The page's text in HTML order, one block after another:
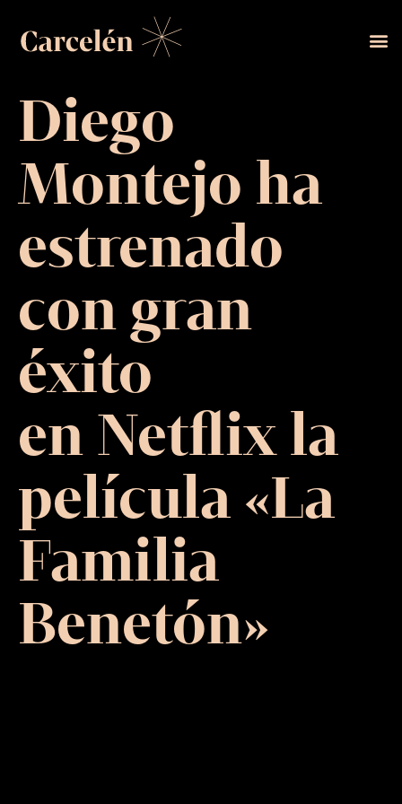
Diego
Montejo ha
estrenado
con gran
éxito
en Netflix la
película «La
Familia
Benetón»